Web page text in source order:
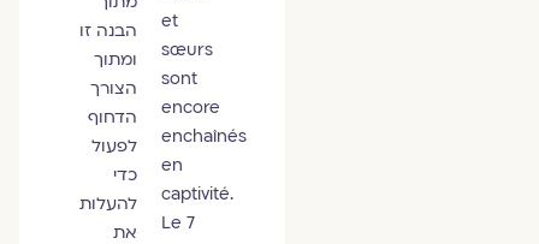
et
sœurs
sont
encore
enchaînés
en
captivité.
Le 7
הבנה זו
ומתוך
הצורך
הדחוף
לפעול
כדי
להעלות
את